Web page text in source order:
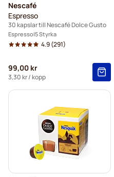
Nescafé
Espresso
30 kapslar till Nescafé Dolce Gusto
Espresso 5 Styrka
4.9(291)
99,00 kr
3,30 kr/ kopp